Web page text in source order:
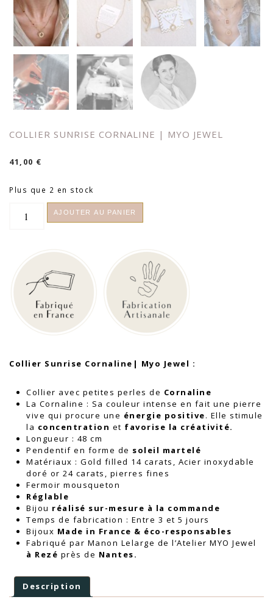
COLLIER SUNRISE CORNALINE | MYO JEWEL
41,00 €
Plus que 2 en stock
Cornaline
Myo
Jewel
AJOUTER AU PANIER
Collier Sunrise Cornaline| Myo Jewel :
Collier avec petites perles de Cornaline
La Cornaline : Sa couleur intense en fait une pierre
vive qui procure une énergie positive. Elle stimule
la concentration et favorise la créativité.
Longueur : 48 cm
Pendentif en forme de soleil martelé
Matériaux : Gold filled 14 carats, Acier inoxydable
doré or 24 carats, pierres fines
Fermoir mousqueton
Réglable
Bijou réalisé sur-mesure à la commande
Temps de fabrication : Entre 3 et 5 jours
Bijoux Made in France & éco-responsables
Fabriqué par Manon Lelarge de l’Atelier MYO Jewel
à Rezé près de Nantes.
Description